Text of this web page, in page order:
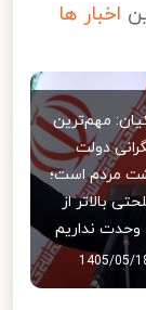
اخبار ها
مهم‌ترین
دولت
مردم است؛
بالاتر از
نداریم
1405/05/